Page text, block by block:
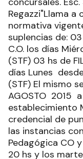
Regazzi"Llama
normativa
suplencias de:
C.O. los días
(STF) 03 hs de
días Lunes
(STF) El mismo
AGOSTO 2015
establecimiento
credencial de
las instancias
Pedagógica CO
20 hs y los